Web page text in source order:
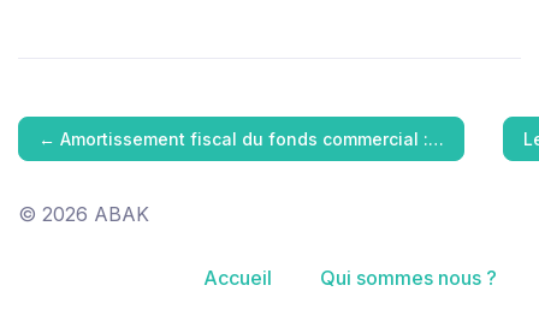
← Amortissement fiscal du fonds commercial :…
© 2026 ABAK
Accueil Qui sommes nous ?